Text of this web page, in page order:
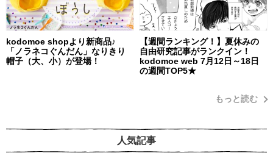
kodomoe shopより新商品♪
「ノラネコぐんだん」なりきり
帽子（大、小）が登場！
【週間ランキング！】夏休みの
自由研究記事がランクイン！
kodomoe web 7月12日～18日
の週間TOP5★
もっと読む
人気記事